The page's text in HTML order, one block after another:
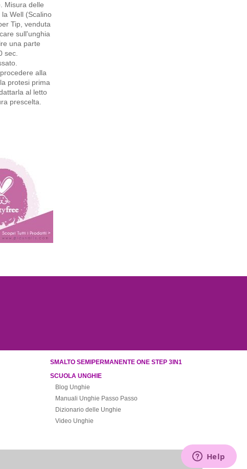
Misura delle
Well (Scalino
Tip, venduta
sull'unghia
una parte
sec.
alla
protesi prima
al letto
prescelta.
SMALTO SEMIPERMANENTE ONE STEP 3IN1
SCUOLA UNGHIE
Blog Unghie
Manuali Unghie Passo Passo
Dizionario delle Unghie
Video Unghie